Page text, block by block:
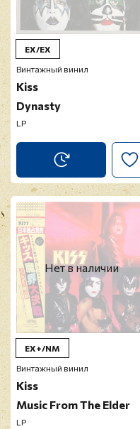
EX/EX
Винтажный винил
Kiss
Dynasty
LP
Нет в наличии
EX+/NM
Винтажный винил
Kiss
Music From The Elder
LP